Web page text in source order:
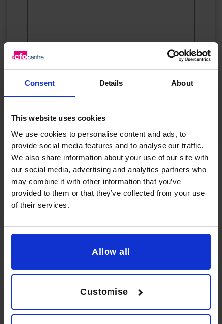
Consent Details About
This website uses cookies
We use cookies to personalise content and ads, to
provide social media features and to analyse our traffic.
We also share information about your use of our site with
our social media, advertising and analytics partners who
may combine it with other information that you’ve
provided to them or that they’ve collected from your use
of their services.
Allow all
Customise
J’accepte de recevoir des informations sur les
services de cadres CFO à temps partiel *
Oui
Non
Envoyer
03 224 0508